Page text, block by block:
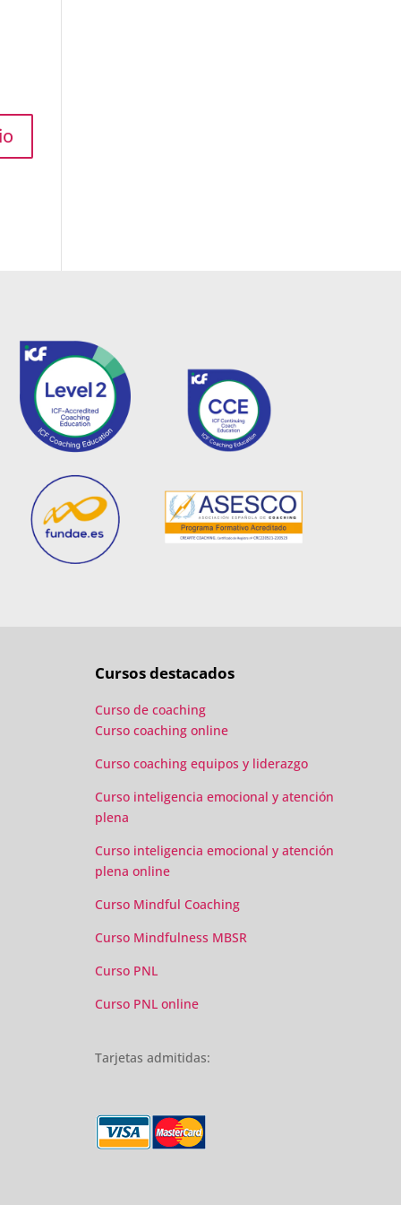
Cursos destacados
Curso de coaching
Curso coaching online
Curso coaching equipos y liderazgo
Curso inteligencia emocional y atención
plena
Curso inteligencia emocional y atención
plena online
Curso Mindful Coaching
Curso Mindfulness MBSR
Curso PNL
Curso PNL online
Tarjetas admitidas: